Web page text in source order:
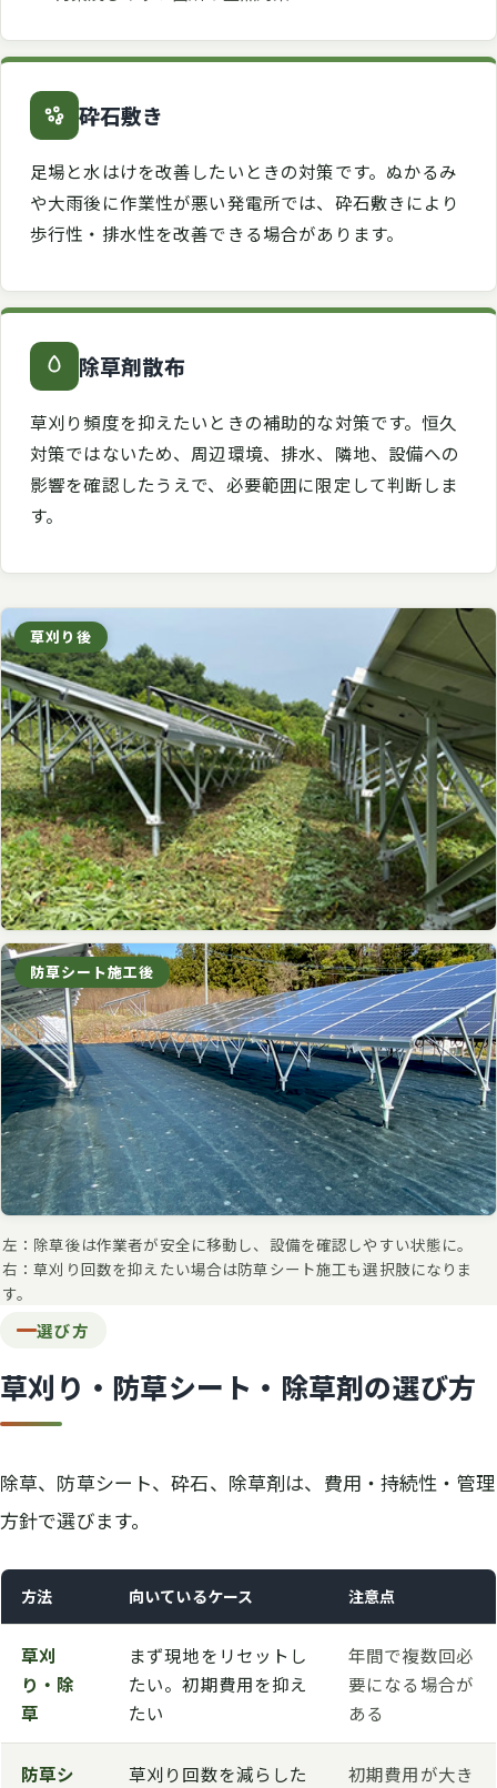
砕石敷き
足場と水はけを改善したいときの対策です。ぬかるみ
や大雨後に作業性が悪い発電所では、砕石敷きにより
歩行性・排水性を改善できる場合があります。
除草剤散布
草刈り頻度を抑えたいときの補助的な対策です。恒久
対策ではないため、周辺環境、排水、隣地、設備への
影響を確認したうえで、必要範囲に限定して判断しま
す。
草刈り後
防草シート施工後
左：除草後は作業者が安全に移動し、設備を確認しやすい状態に。
右：草刈り回数を抑えたい場合は防草シート施工も選択肢になりま
す。
選び方
草刈り・防草シート・除草剤の選び方
除草、防草シート、砕石、除草剤は、費用・持続性・管理
方針で選びます。
方法 向いているケース 注意点
草刈
り・除
草
まず現地をリセットし
たい。初期費用を抑え
たい
年間で複数回必
要になる場合が
ある
防草シ
草刈り回数を減らした
初期費用が大き